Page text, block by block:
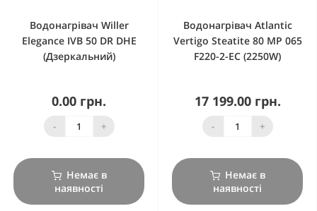
Водонагрівач Willer
Elegance IVB 50 DR DHE
(Дзеркальний)
0.00 грн.
- +
Немає в
наявності
Водонагрівач Atlantic
Vertigo Steatite 80 MP 065
F220-2-EC (2250W)
17 199.00 грн.
- +
Немає в
наявності